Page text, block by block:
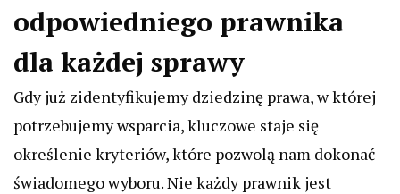
odpowiedniego prawnika
dla każdej sprawy
Gdy już zidentyfikujemy dziedzinę prawa, w której
potrzebujemy wsparcia, kluczowe staje się
określenie kryteriów, które pozwolą nam dokonać
świadomego wyboru. Nie każdy prawnik jest